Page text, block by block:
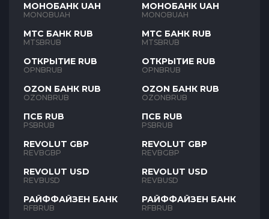
МОНОБАНК UAH
MONOBUAH
МТС БАНК RUB
MTSBRUB
ОТКРЫТИЕ RUB
OPNBRUB
OZON БАНК RUB
OZONBRUB
ПСБ RUB
PSBRUB
REVOLUT GBP
REVBGBP
REVOLUT USD
REVBUSD
РАЙФФАЙЗЕН БАНК
RFBRUB
МОНОБАНК UAH
MONOBUAH
МТС БАНК RUB
MTSBRUB
ОТКРЫТИЕ RUB
OPNBRUB
OZON БАНК RUB
OZONBRUB
ПСБ RUB
PSBRUB
REVOLUT GBP
REVBGBP
REVOLUT USD
REVBUSD
РАЙФФАЙЗЕН БАНК
RFBRUB